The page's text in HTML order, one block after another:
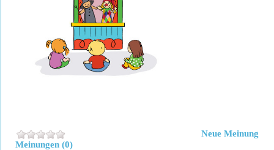
Meinungen (0)
Neue Meinung